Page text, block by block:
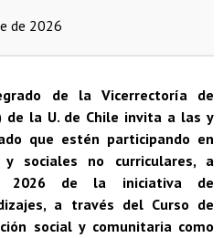
de 2026
de la Vicerrectoría de
de la U. de Chile invita a las y
que estén participando en
y sociales no curriculares, a
2026 de la iniciativa de
a través del Curso de
social y comunitaria como